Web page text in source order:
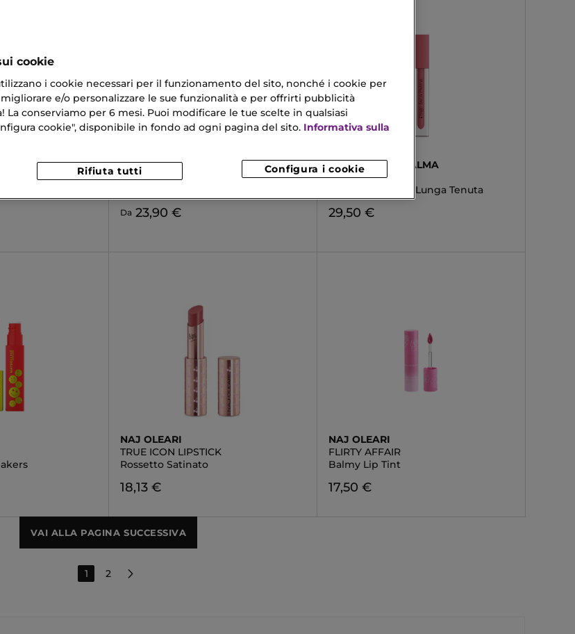
SHISEIDO
LIP LINER INK DUO
Da 23,90 €
DIEGO DALLA PALMA
STAY ON ME
Rossetto Liquido Lunga Tenuta
29,50 €
NAJ OLEARI
TRUE ICON LIPSTICK
Rossetto Satinato
18,13 €
NAJ OLEARI
FLIRTY AFFAIR
Balmy Lip Tint
17,50 €
VAI ALLA PAGINA SUCCESSIVA
1 2
cookie
i cookie necessari per il funzionamento del sito, nonché i cookie per
e/o personalizzare le sue funzionalità e per offrirti pubblicità
La conserviamo per 6 mesi. Puoi modificare le tue scelte in qualsiasi
cookie", disponibile in fondo ad ogni pagina del sito. Informativa sulla
Configura i cookie
Rifiuta tutti